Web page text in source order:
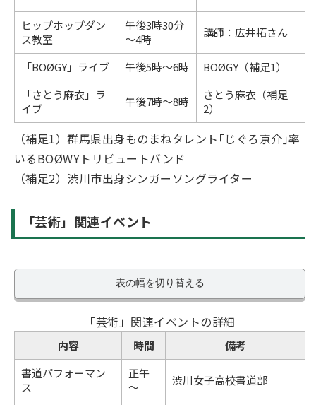
ヒップホップダン
ス教室
午後3時30分
～4時
講師：広井拓さん
「BOØGY」ライブ 午後5時～6時
BOØGY（補足1）
「さとう麻衣」ラ
イブ
午後7時～8時
さとう麻衣（補足
2）
（補足1）群馬県出身ものまねタレント｢じぐろ京介｣率
いるBOØWYトリビュートバンド
（補足2）渋川市出身シンガーソングライター
「芸術」関連イベント
表の幅を切り替える
「芸術」関連イベントの詳細
内容 時間
備考
書道パフォーマン
ス
正午
～
渋川女子高校書道部